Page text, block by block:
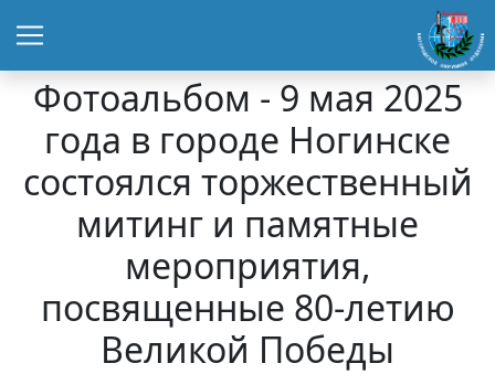
Фотоальбом - 9 мая 2025
года в городе Ногинске
состоялся торжественный
митинг и памятные
мероприятия,
посвященные 80-летию
Великой Победы